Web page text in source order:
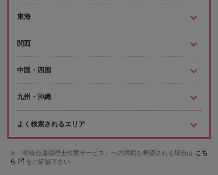
東海
関西
中国・四国
九州・沖縄
よく検索されるエリア
「相続会議税理士検索サービス」への掲載を希望される場合は こち
ら
をご確認下さい